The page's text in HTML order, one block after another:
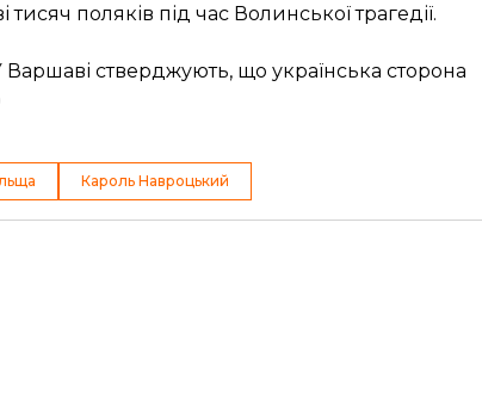
поляків під час Волинської трагедії.
Варшаві стверджують, що українська сторона
Кароль Навроцький